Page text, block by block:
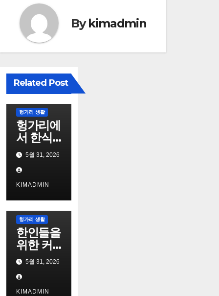
Bykimadmin
Related Post
헝가리 생활
헝가리에
서 한식
재료 구
하기
5월 31, 2026
KIMADMIN
헝가리 생활
한인들을
위한 커
뮤니티
사이트
활용법
5월 31, 2026
KIMADMIN